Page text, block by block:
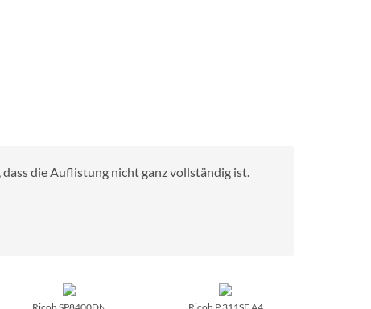
die Auflistung nicht ganz vollständig ist.